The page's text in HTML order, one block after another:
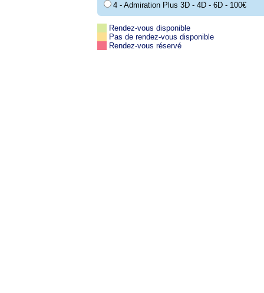
4 - Admiration Plus 3D - 4D - 6D - 100€
Rendez-vous disponible
Pas de rendez-vous disponible
Rendez-vous réservé